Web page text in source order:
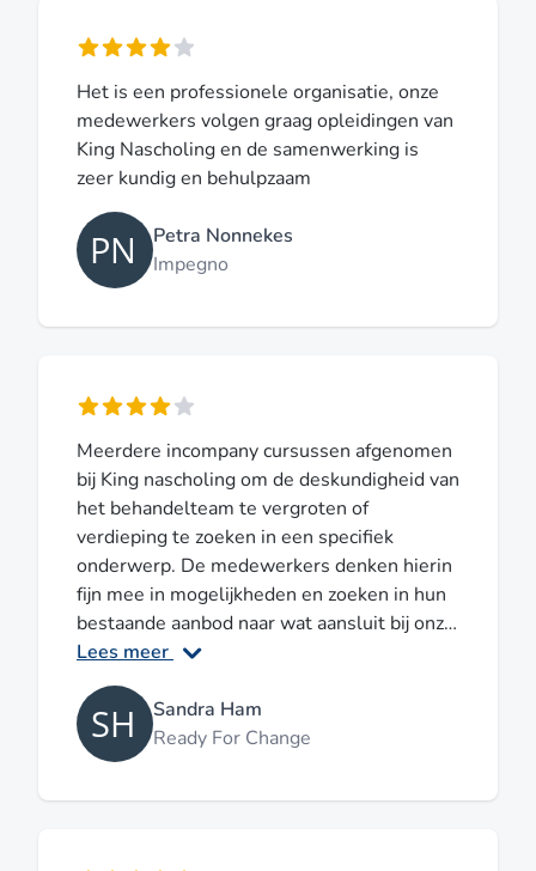
Het is een professionele organisatie, onze
medewerkers volgen graag opleidingen van
King Nascholing en de samenwerking is
zeer kundig en behulpzaam
Petra Nonnekes
Impegno
Meerdere incompany cursussen afgenomen
bij King nascholing om de deskundigheid van
het behandelteam te vergroten of
verdieping te zoeken in een specifiek
onderwerp. De medewerkers denken hierin
fijn mee in mogelijkheden en zoeken in hun
bestaande aanbod naar wat aansluit bij onze
organisatie. Daarnaast deskundige docenten
die afstemmen wat gewenst is in de cursus,
meedenken en advies geven over de inhoud
van de cursus en zich echt verdiepen in de
organisatie om aan te kunnen sluiten.
Lees meer
Sandra Ham
Ready For Change